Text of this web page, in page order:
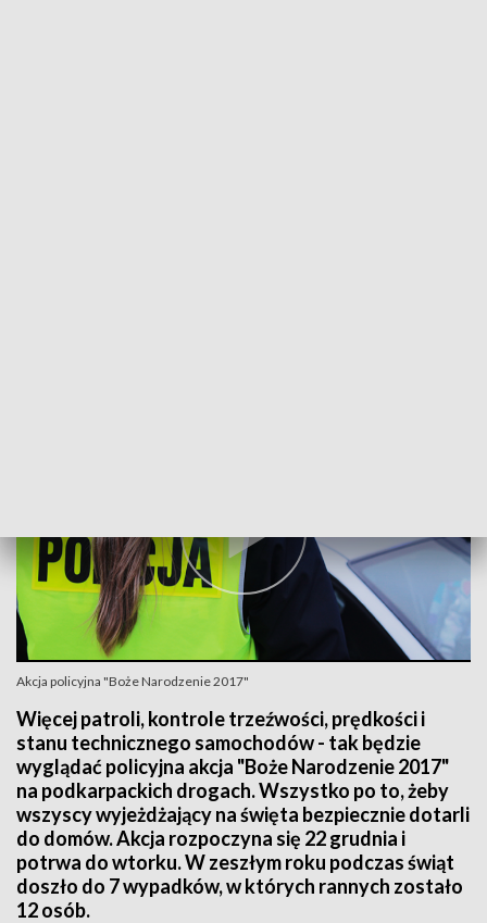
Akcja policyjna "Boże Narodzenie 2017"
Więcej patroli, kontrole trzeźwości, prędkości i
stanu technicznego samochodów - tak będzie
wyglądać policyjna akcja "Boże Narodzenie 2017"
na podkarpackich drogach. Wszystko po to, żeby
wszyscy wyjeżdżający na święta bezpiecznie dotarli
do domów. Akcja rozpoczyna się 22 grudnia i
potrwa do wtorku. W zeszłym roku podczas świąt
doszło do 7 wypadków, w których rannych zostało
12 osób.